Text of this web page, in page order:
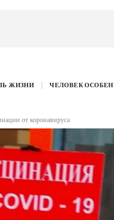
ЖИЗНИ ЧЕЛОВЕК
от коронавируса